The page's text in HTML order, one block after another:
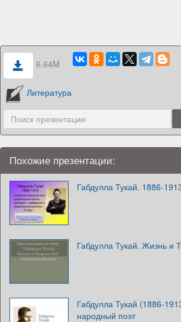
6.64M
Литература
Похожие презентации:
Габдулла Тукай. 1886-
Габдулла Тукай. Жизнь и
Габдулла Тукай (1886-
народный поэт